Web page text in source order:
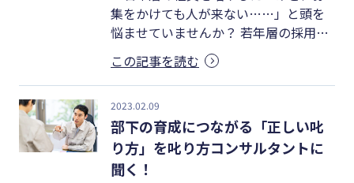
集をかけても人が来ない……」と頭を
悩ませていませんか？ 若年層の採用…
この記事を読む
2023.02.09
部下の育成につながる「正しい叱
り方」を叱り方コンサルタントに
聞く！